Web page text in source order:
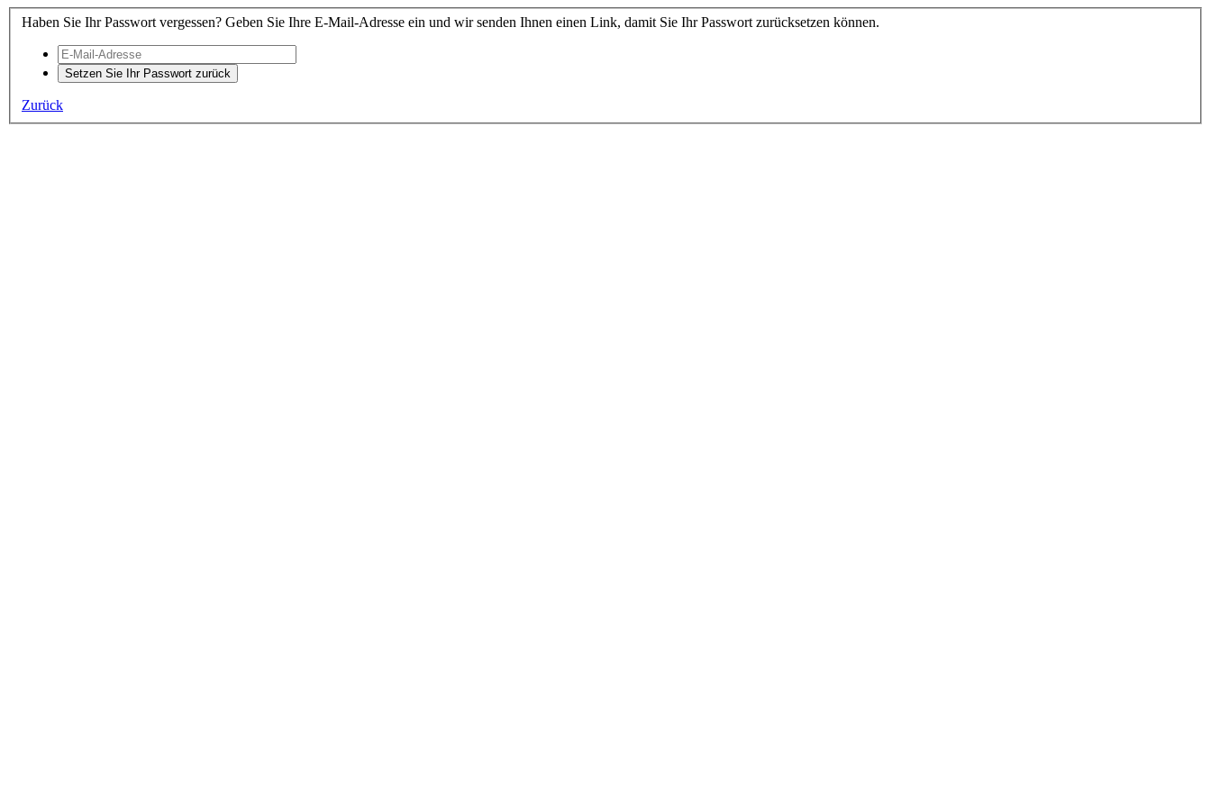
Haben Sie Ihr Passwort vergessen? Geben Sie Ihre E-Mail-Adresse ein und wir senden Ihnen einen Link, damit Sie Ihr Passwort zurücksetzen können.
Setzen Sie Ihr Passwort zurück
Zurück